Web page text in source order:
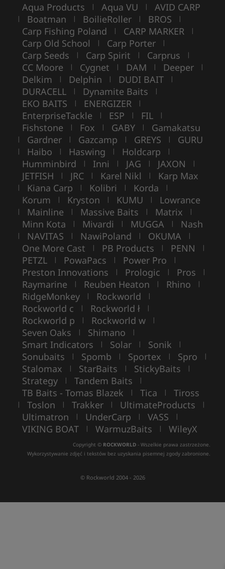
Aqua Products | Aqua VU | AVID CARP
| Boatman | BoilieRoller | BROS |
Carp Fishing Poland | CARP MARKER |
Carp Old School | Carp Porter |
Carp Seeds | Carp Spirit | Carprus |
CC Moore | Cygnet | DAM | Deeper |
Delkim | Delphin | DUDI BAIT |
DURACELL | Dynamite Baits |
EKO BAITS | ENERGIZER |
EnterpriseTackle | ESP | FIL |
Fishstone | Fox | GABY | Gamakatsu
| Gardner | Gazcamp | GREYS | GURU
| Haibo | Haswing | Holdcarp |
Humminbird | Inni | JAG | JAXON |
JETFISH | JRC | Karel Nikl | Karp Max
| Kiana Carp | Kolibri | Korda |
Korum | Kryston | KUMU | Lowrance
| Mainline | Massive Baits | Matrix |
Minn Kota | Mivardi | MUGGA | Nash
| NAVITAS | NawiPoland | OKUMA |
One More Cast | PB Products | PENN |
PETZL | PowaPacs | Power Pro |
Preston Innovations | Prologic | Pros |
Raymarine | Reuben Heaton | Rhino |
RidgeMonkey | Rockworld |
Rockworld c | Rockworld ł |
Rockworld p | Rockworld w |
Seven Oaks | Shimano |
Smart Indicators | Solar | Sonik |
Sonubaits | Spomb | Sportex | Spro |
Stalomax | StarBaits | StickyBaits |
Strategy | Tandem Baits |
TB Baits - Tomas Blazek | Tica | Tiross
| Toslon | Trakker | UltimateProducts |
Ultimatron | UnderCarp | VASS |
VIKING BOAT | WarmuzBaits | WileyX
Copyright © ROCKWORLD - Wszelkie prawa zastrzeżone.
Wykorzystywanie zdjęć i tekstów bez uzyskania pisemnej zgody zabronione.
© Rockworld 2004 - 2026